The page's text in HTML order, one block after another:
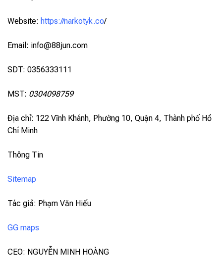
Website: https://narkotyk.co/
Email: info@88jun.com
SDT: 0356333111
MST: 0304098759
Địa chỉ: 122 Vĩnh Khánh, Phường 10, Quận 4, Thành phố Hồ
Chí Minh
Thông Tin
Sitemap
Tác giả: Phạm Văn Hiếu
GG maps
CEO: NGUYỄN MINH HOÀNG